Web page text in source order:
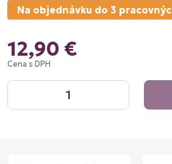
Na objednávku do 3
12,90 €
Cena s DPH